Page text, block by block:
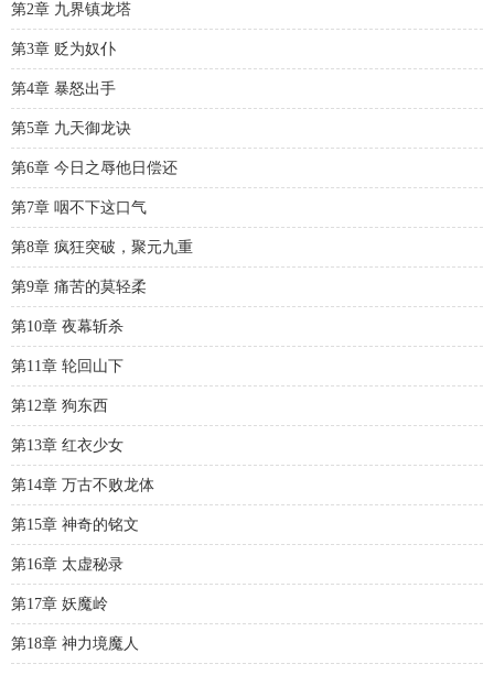
第2章 九界镇龙塔
第3章 贬为奴仆
第4章 暴怒出手
第5章 九天御龙诀
第6章 今日之辱他日偿还
第7章 咽不下这口气
第8章 疯狂突破，聚元九重
第9章 痛苦的莫轻柔
第10章 夜幕斩杀
第11章 轮回山下
第12章 狗东西
第13章 红衣少女
第14章 万古不败龙体
第15章 神奇的铭文
第16章 太虚秘录
第17章 妖魔岭
第18章 神力境魔人